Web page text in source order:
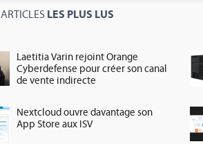
ARTICLES LES PLUS LUS
Laetitia Varin rejoint Orange
Cyberdefense pour créer son canal
de vente indirecte
Nextcloud ouvre davantage son
App Store aux ISV